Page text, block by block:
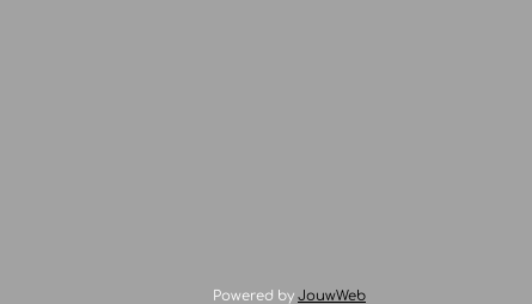
Powered by JouwWeb